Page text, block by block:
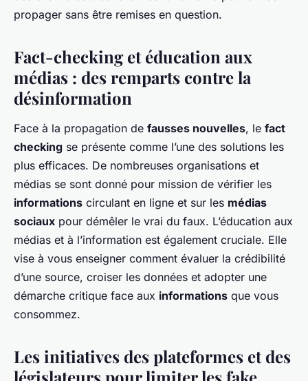
propager sans être remises en question.
Fact-checking et éducation aux
médias : des remparts contre la
désinformation
Face à la propagation de fausses nouvelles, le fact
checking se présente comme l’une des solutions les
plus efficaces. De nombreuses organisations et
médias se sont donné pour mission de vérifier les
informations circulant en ligne et sur les médias
sociaux pour démêler le vrai du faux. L’éducation aux
médias et à l’information est également cruciale. Elle
vise à vous enseigner comment évaluer la crédibilité
d’une source, croiser les données et adopter une
démarche critique face aux informations que vous
consommez.
Les initiatives des plateformes et des